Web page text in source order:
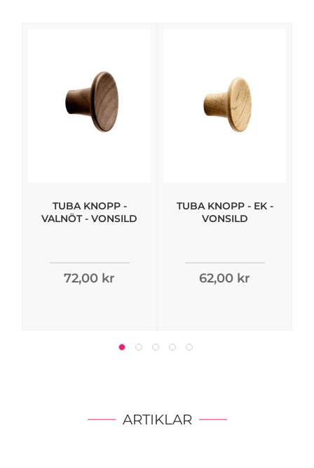
TUBA KNOPP -
VALNÖT - VONSILD
72,00 kr
TUBA KNOPP - EK -
VONSILD
62,00 kr
ARTIKLAR